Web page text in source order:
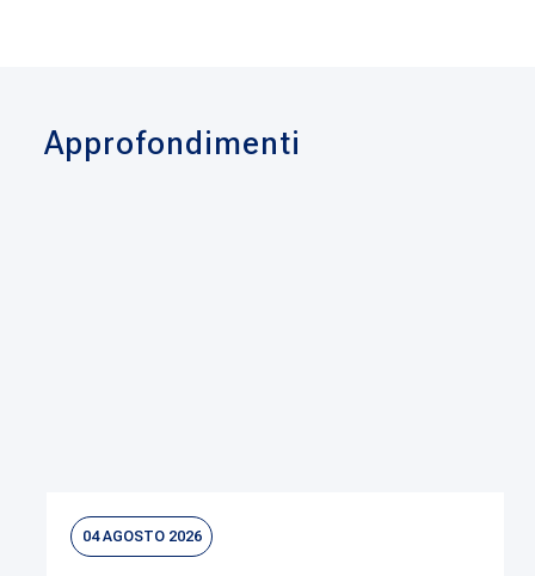
Approfondimenti
04 AGOSTO 2026